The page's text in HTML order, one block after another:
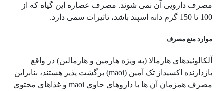
مصرف دارویی آن نمی شوند. مصرف عصاره این گیاه که از
100 تا 150 گرم دانه اسپند باشد، تاثیرات سمی دارد.
موارد منع مصرف
آلکالوئیدهای هارمالا (به ویژه هارمین و هارمالین) در واقع
بازدارنده اکسیداز تک آمین (maoi) برگشت پذیر هستند، بنابراین
مصرف همزمان آن ها با داروهای حاوی maoi و غذاهای محتوی